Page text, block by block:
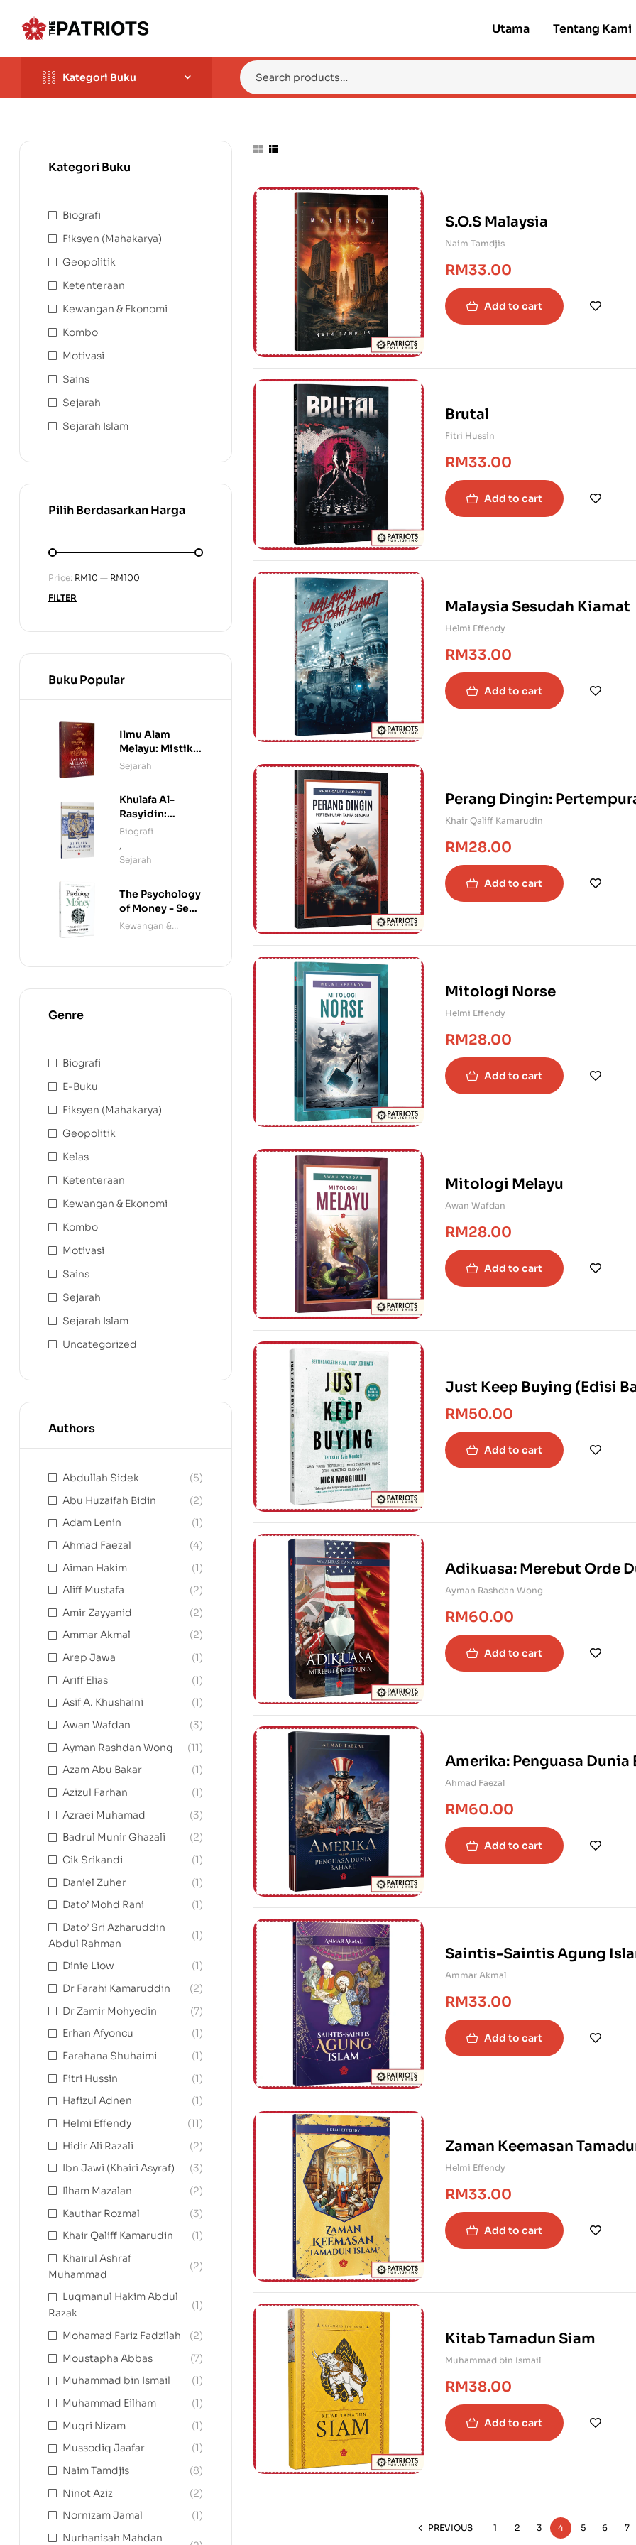
Utama Tentang Kami
Kategori Buku
S.O.S Malaysia
Naim Tamdjis
RM33.00
Add to cart
Brutal
Fitri Hussin
RM33.00
Add to cart
Malaysia Sesudah Kiamat
Helmi Effendy
RM33.00
Add to cart
Perang Dingin:
Khair Qaliff Kamarudin
RM28.00
Add to cart
Mitologi Norse
Helmi Effendy
RM28.00
Add to cart
Mitologi Melayu
Awan Wafdan
RM28.00
Add to cart
Just Keep Buying (Edisi
RM50.00
Add to cart
Adikuasa: Merebut Orde
Ayman Rashdan Wong
RM60.00
Add to cart
Amerika: Penguasa Dunia
Ahmad Faezal
RM60.00
Add to cart
Saintis-Saintis Agung
Ammar Akmal
RM33.00
Add to cart
Zaman Keemasan
Helmi Effendy
RM33.00
Add to cart
Kitab Tamadun Siam
Muhammad bin Ismail
RM38.00
Add to cart
PREVIOUS 1 2 3 4 5 6 7
Kategori Buku
Biografi
Fiksyen (Mahakarya)
Geopolitik
Ketenteraan
Kewangan & Ekonomi
Kombo
Motivasi
Sains
Sejarah
Sejarah Islam
Pilih Berdasarkan Harga
FILTER
Price: RM10 — RM100
Buku Popular
Ilmu Alam
Melayu: Mistik,
Manuskrip &
Sejarah
Khulafa Al-
Rasyidin:
Penakluk Rom
Biografi
,
Sejarah
The Psychology
of Money - Seni
Menjinakkan
Kewangan &
Genre
Biografi
E-Buku
Fiksyen (Mahakarya)
Geopolitik
Kelas
Ketenteraan
Kewangan & Ekonomi
Kombo
Motivasi
Sains
Sejarah
Sejarah Islam
Uncategorized
Authors
Abdullah Sidek
(5)
Abu Huzaifah Bidin
(2)
Adam Lenin
(1)
Ahmad Faezal
(4)
Aiman Hakim
(1)
Aliff Mustafa
(2)
Amir Zayyanid
(2)
Ammar Akmal
(2)
Arep Jawa
(1)
Ariff Elias
(1)
Asif A. Khushaini
(1)
Awan Wafdan
(3)
Ayman Rashdan Wong
(11)
Azam Abu Bakar
(1)
Azizul Farhan
(1)
Azraei Muhamad
(3)
Badrul Munir Ghazali
(2)
Cik Srikandi
(1)
Daniel Zuher
(1)
Dato’ Mohd Rani
(1)
Dato’ Sri Azharuddin
Abdul Rahman
(1)
Dinie Liow
(1)
Dr Farahi Kamaruddin
(2)
Dr Zamir Mohyedin
(7)
Erhan Afyoncu
(1)
Farahana Shuhaimi
(1)
Fitri Hussin
(1)
Hafizul Adnen
(1)
Helmi Effendy
(11)
Hidir Ali Razali
(2)
Ibn Jawi (Khairi Asyraf)
(3)
Ilham Mazalan
(2)
Kauthar Rozmal
(3)
Khair Qaliff Kamarudin
(1)
Khairul Ashraf
Muhammad
(2)
Luqmanul Hakim Abdul
Razak
(1)
Mohamad Fariz Fadzilah
(2)
Moustapha Abbas
(7)
Muhammad bin Ismail
(1)
Muhammad Eilham
(1)
Muqri Nizam
(1)
Mussodiq Jaafar
(1)
Naim Tamdjis
(8)
Ninot Aziz
(2)
Nornizam Jamal
(1)
Nurhanisah Mahdan